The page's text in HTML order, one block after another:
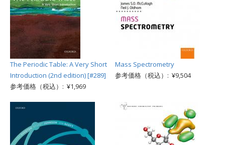
The Periodic Table: A Very Short
Introduction (2nd edition) [#289]
参考価格（税込）: ¥1,969
Mass Spectrometry
参考価格（税込）: ¥9,504